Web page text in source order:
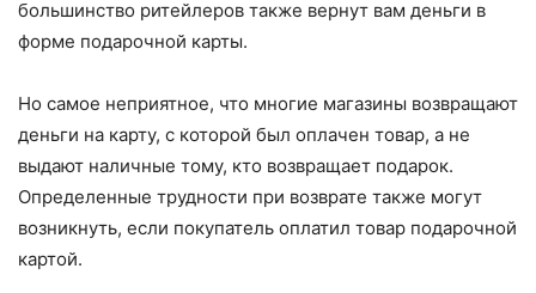
большинство ритейлеров также вернут вам деньги в
форме подарочной карты.
Но самое неприятное, что многие магазины возвращают
деньги на карту, с которой был оплачен товар, а не
выдают наличные тому, кто возвращает подарок.
Определенные трудности при возврате также могут
возникнуть, если покупатель оплатил товар подарочной
картой.